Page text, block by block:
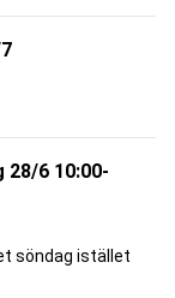
28/6 10:00-
söndag istället